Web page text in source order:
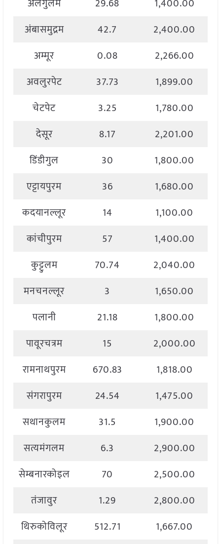
अलंगुलम 29.68
1,400.00
अंबासमुद्रम
42.7
2,400.00
अम्मूर
0.08
2,266.00
अवलुरपेट
37.73
1,899.00
चेटपेट
3.25
1,780.00
देसूर
8.17
2,201.00
डिंडीगुल
30
1,800.00
एट्टायपुरम
36
1,680.00
कदयानल्लूर
14
1,100.00
कांचीपुरम
57
1,400.00
कुट्टुलम
70.74
2,040.00
मनचनल्लूर
3
1,650.00
पलानी
21.18
1,800.00
पावूरचत्रम
15
2,000.00
रामनाथपुरम
670.83
1,818.00
संगरापुरम
24.54
1,475.00
सथानकुलम
31.5
1,900.00
सत्यमंगलम
6.3
2,900.00
सेम्बनारकोइल
70
2,500.00
तंजावुर
1.29
2,800.00
थिरुकोविलूर
512.71
1,667.00